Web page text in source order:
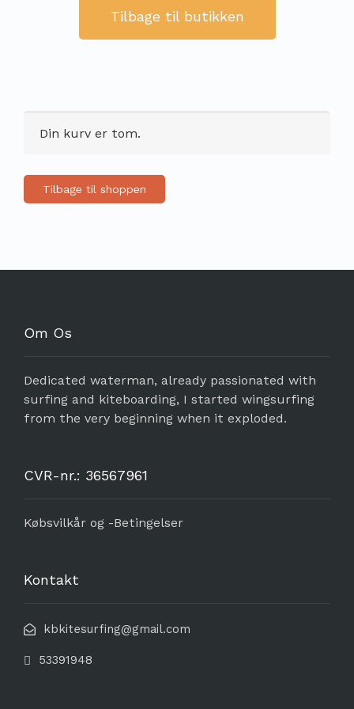
Tilbage til butikken
Din kurv er tom.
Tilbage til shoppen
Om Os
Dedicated waterman, already passionated with
surfing and kiteboarding, I started wingsurfing
from the very beginning when it exploded.
CVR-nr.: 36567961
Købsvilkår og -Betingelser
Kontakt
kbkitesurfing@gmail.com
53391948